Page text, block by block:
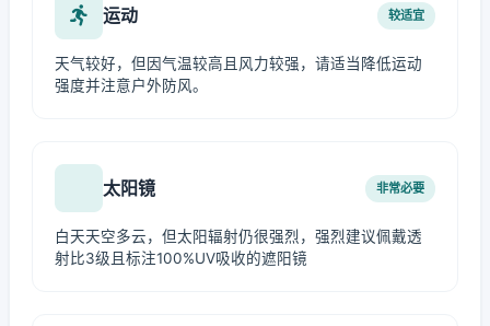
运动 较适宜
天气较好，但因气温较高且风力较强，请适当降低运动
强度并注意户外防风。
太阳镜 非常必要
白天天空多云，但太阳辐射仍很强烈，强烈建议佩戴透
射比3级且标注100%UV吸收的遮阳镜